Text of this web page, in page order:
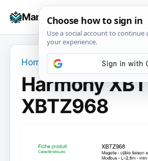
Manuals+
Home Harmony XBT XBTZ968
Harmony XBT
XBTZ968